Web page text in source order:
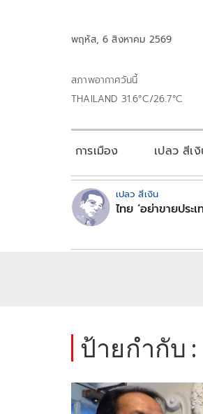
พฤหัส, 6 สิงหาคม 2569
สภาพอากาศวันนี้
THAILAND 31.6°C/26.7°C
การเมือง เปลว สีเ
เปลว สีเงิน
ไทย ‘อย่าขายประเ
ป้ายกำกับ :